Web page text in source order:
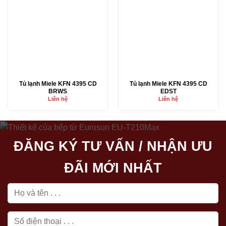
Tủ lạnh Miele KFN 4395 CD
BRWS
Liên hệ
Tủ lạnh Miele KFN 4395 CD
EDST
Liên hệ
ĐĂNG KÝ TƯ VẤN / NHẬN ƯU
ĐÃI MỚI NHẤT